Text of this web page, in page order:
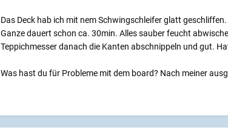
Das Deck hab ich mit nem Schwingschleifer glatt
Ganze dauert schon ca. 30min. Alles sauber feucht
Teppichmesser danach die Kanten abschnippeln und gut.
Was hast du für Probleme mit dem board? Nach meiner